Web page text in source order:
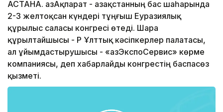
АСТАНА. ҚазАқпарат - Қазақстанның бас шаһарында
2-3 желтоқсан күндері тұңғыш Еуразиялық
құрылыс саласы конгресі өтеді. Шара
құрылтайшысы - ҚР Ұлттық кәсіпкерлер палатасы,
ал ұйымдастырушысы - «ҚазЭкспоСервис» көрме
компаниясы, деп хабарлайды конгрестің баспасөз
қызметі.